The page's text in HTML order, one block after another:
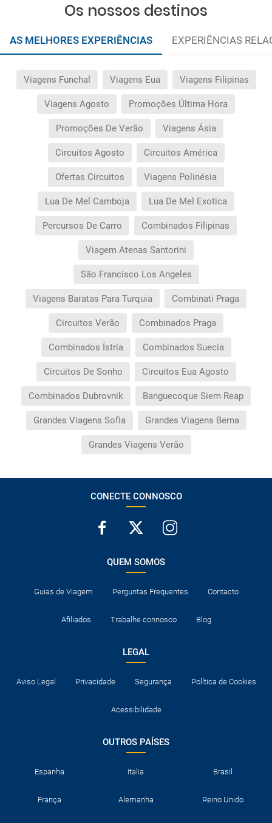
Os nossos destinos
AS MELHORES EXPERIÊNCIAS EXPERIÊNCIAS
Viagens Funchal Viagens Eua Viagens Filipinas
Viagens Agosto Promoções Última Hora
Promoções De Verão Viagens Ásia
Circuitos Agosto Circuitos América
Ofertas Circuitos Viagens Polinésia
Lua De Mel Camboja Lua De Mel Exotica
Percursos De Carro Combinados Filipinas
Viagem Atenas Santorini
São Francisco Los Angeles
Viagens Baratas Para Turquia Combinati Praga
Circuitos Verão Combinados Praga
Combinados Ístria Combinados Suecia
Circuitos De Sonho Circuitos Eua Agosto
Combinados Dubrovnik Banguecoque Siem Reap
Grandes Viagens Sofia Grandes Viagens Berna
Grandes Viagens Verão
CONECTE CONNOSCO
QUEM SOMOS
Guias de Viagem Perguntas Frequentes Contacto
Afiliados Trabalhe connosco Blog
LEGAL
Aviso Legal Privacidade Segurança Política de Cookies
Acessibilidade
OUTROS PAÍSES
Espanha Italia Brasil
França Alemanha Reino Unido